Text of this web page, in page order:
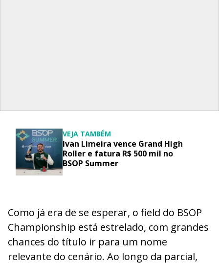
VEJA TAMBÉM
Ivan Limeira vence Grand High
Roller e fatura R$ 500 mil no
BSOP Summer
Como já era de se esperar, o field do BSOP
Championship está estrelado, com grandes
chances do título ir para um nome
relevante do cenário. Ao longo da parcial,